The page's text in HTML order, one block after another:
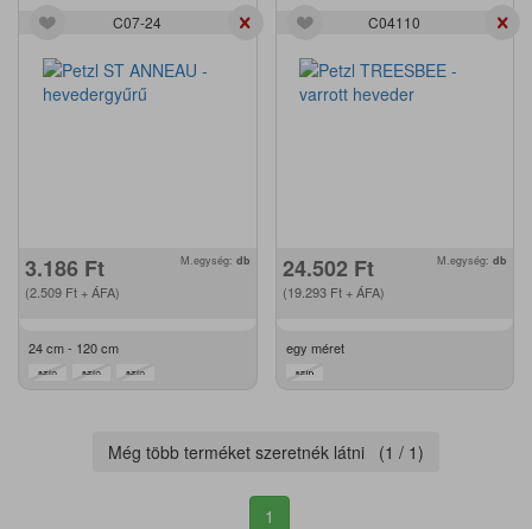
C07-24
3.186 Ft
(2.509 Ft + ÁFA)
M.egység: db
24 cm - 120 cm
C04110
24.502 Ft
(19.293 Ft+ ÁFA)
M.egység: db
egy méret
Még több terméket szeretnék látni (1 / 1)
1